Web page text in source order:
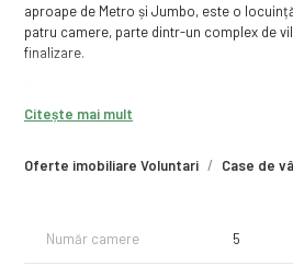
Oferte imobiliare Voluntari Case de
aproape de Metro și Jumbo, este o
patru camere, parte dintr-un complex de
finalizare.
funcțional și confortabil:
acces direct în curtea casei, facilitând
viața de zi cu zi.
Citește mai mult
Număr camere 5